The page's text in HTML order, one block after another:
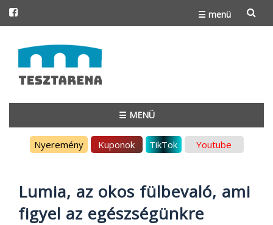
☰ menü
to
content
☰ MENÜ
Nyeremény Kuponok TikTok Youtube
Lumia, az okos fülbevaló, ami
figyel az egészségünkre